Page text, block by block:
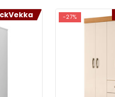
y espacios para
Time)
-27%